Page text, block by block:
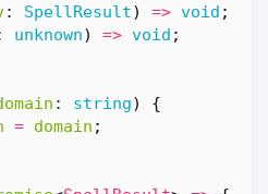
: SpellResult) => void ;
unknown) => void ;
: string)
{
= domain ;